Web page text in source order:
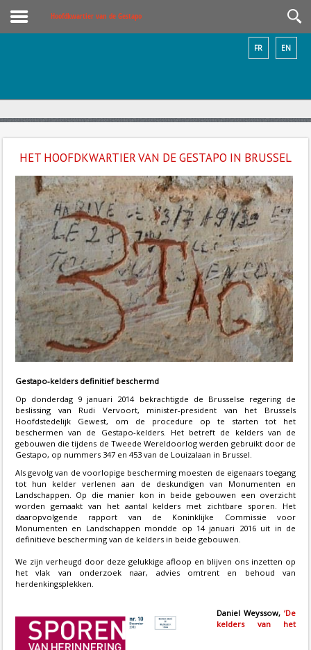
Hoofdkwartier van de Gestapo
EN
FR
HET HOOFDKWARTIER VAN DE GESTAPO IN BRUSSEL
Gestapo-kelders definitief beschermd
Op donderdag 9 januari 2014 bekrachtigde de Brusselse regering de
beslissing van Rudi Vervoort, minister-president van het Brussels
Hoofdstedelijk Gewest, om de procedure op te starten tot het
beschermen van de Gestapo-kelders. Het betreft de kelders van de
gebouwen die tijdens de Tweede Wereldoorlog werden gebruikt door de
Gestapo, op nummers 347 en 453 van de Louizalaan in Brussel.
Als gevolg van de voorlopige bescherming moesten de eigenaars toegang
tot hun kelder verlenen aan de deskundigen van Monumenten en
Landschappen. Op die manier kon in beide gebouwen een overzicht
worden gemaakt van het aantal kelders met zichtbare sporen. Het
daaropvolgende rapport van de Koninklijke Commissie voor
Monumenten en Landschappen mondde op 14 januari 2016 uit in de
definitieve bescherming van de kelders in beide gebouwen.
We zijn verheugd door deze gelukkige afloop en blijven ons inzetten op
het vlak van onderzoek naar, advies omtrent en behoud van
herdenkingsplekken.
Daniel Weyssow, ‘De
kelders van het